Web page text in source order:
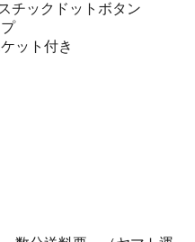
チックドットボタン
ット付き